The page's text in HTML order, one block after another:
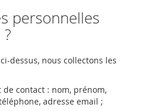
personnelles
dessus, nous collectons les
de contact : nom, prénom,
adresse email ;